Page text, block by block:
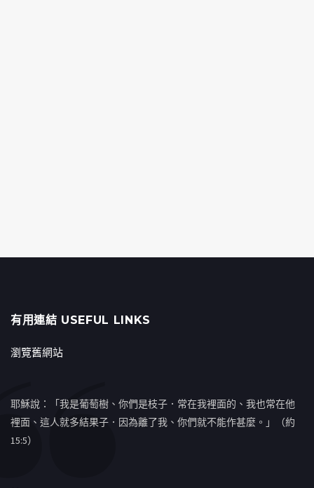
有用連結 USEFUL LINKS
瀏覽舊網站
耶穌說：「我是葡萄樹、你們是枝子．常在我裡面的、我也常在他
裡面、這人就多結果子．因為離了我、你們就不能作甚麼。」（約
15:5）